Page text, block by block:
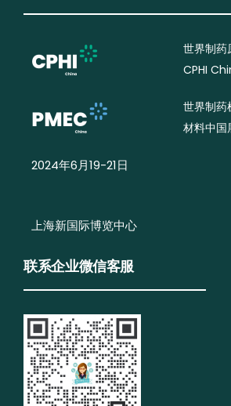
世界制药
CPHI
世界制药
材料中国
2024年6月19-21日
上海新国际博览中心
联系企业微信客服